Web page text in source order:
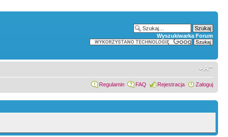
Wyszukiwarka Forum
Regulamin FAQ Rejestracja Zaloguj